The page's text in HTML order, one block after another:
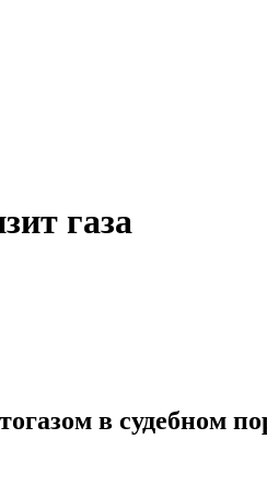
газа
в судебном